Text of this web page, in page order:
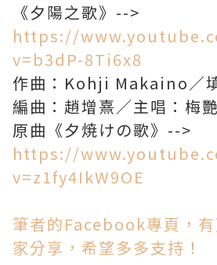
《夕陽之歌》-->
https://
v=b3dP-8Ti6x8
作曲：Kohji Makaino／
編曲：趙增熹／主唱：梅
原曲《夕焼けの歌》-->
https://
v=z1fy4IkW9OE
筆者的Facebook專頁，
家分享，希望多多支持！